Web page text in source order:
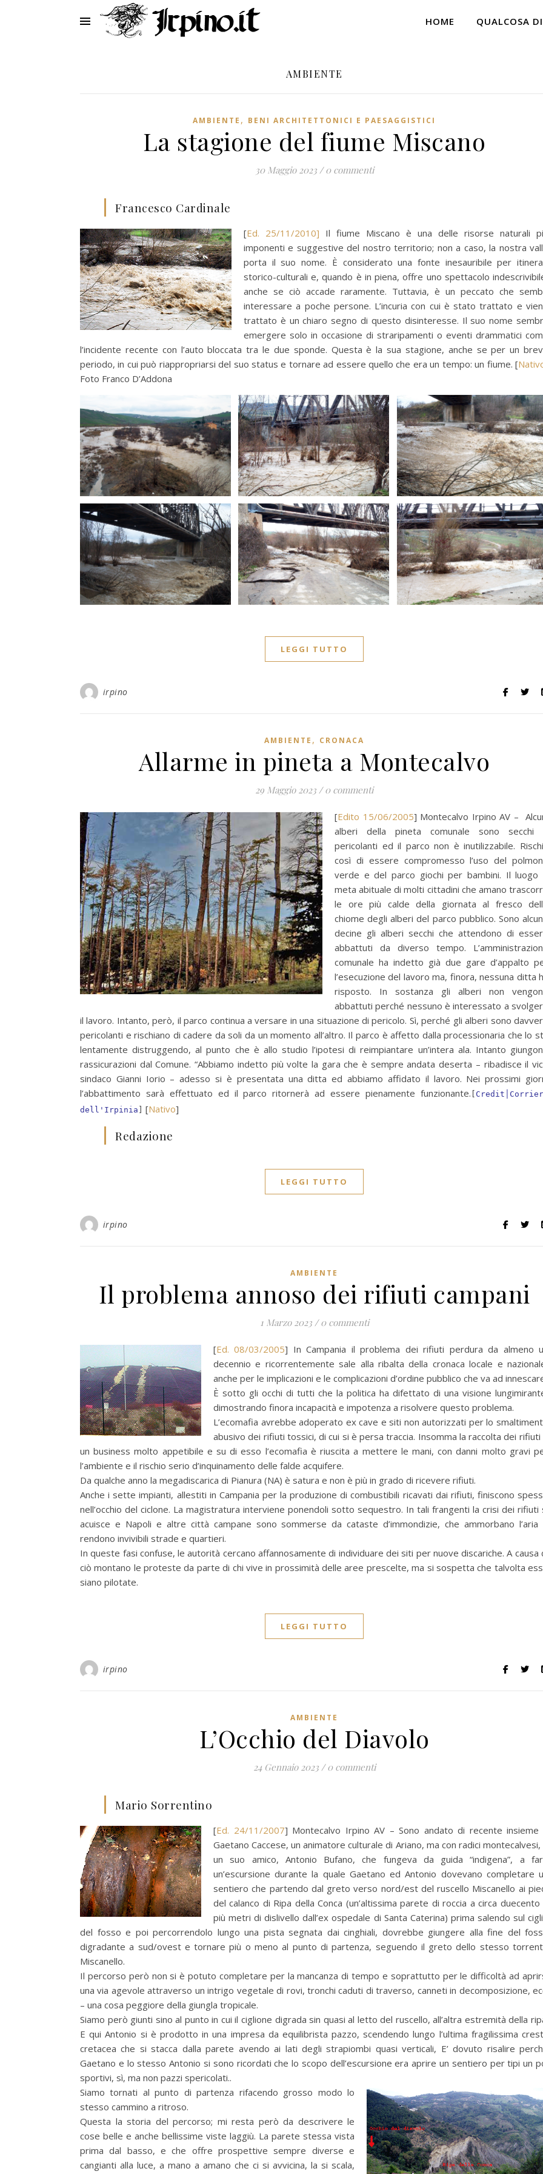
HOME QUALCOSA
AMBIENTE
AMBIENTE , BENI ARCHITETTONICI E PAESAGGISTICI
La stagione del fiume Miscano
30 Maggio 2023 / 0 commenti
Francesco Cardinale
[Ed. 25/11/2010] Il fiume Miscano è una delle risorse naturali
imponenti e suggestive del nostro territorio; non a caso, la nostra
porta il suo nome. È considerato una fonte inesauribile per
storico-culturali e, quando è in piena, offre uno spettacolo
anche se ciò accade raramente. Tuttavia, è un peccato che
interessare a poche persone. L’incuria con cui è stato trattato e
trattato è un chiaro segno di questo disinteresse. Il suo nome
emergere solo in occasione di straripamenti o eventi drammatici
l’incidente recente con l’auto bloccata tra le due sponde. Questa è la sua stagione, anche se per un
periodo, in cui può riappropriarsi del suo status e tornare ad essere quello che era un tempo: un fiume. [
Foto Franco D’Addona
LEGGI TUTTO
irpino
AMBIENTE , CRONACA
Allarme in pineta a Montecalvo
29 Maggio 2023 / 0 commenti
[Edito 15/06/2005] Montecalvo Irpino AV –
alberi della pineta comunale sono secchi
pericolanti ed il parco non è inutilizzabile.
così di essere compromesso l’uso del
verde e del parco giochi per bambini. Il luogo
meta abituale di molti cittadini che amano
le ore più calde della giornata al fresco
chiome degli alberi del parco pubblico. Sono
decine gli alberi secchi che attendono di
abbattuti da diverso tempo.
comunale ha indetto già due gare d’appalto
l’esecuzione del lavoro ma, finora, nessuna ditta
risposto. In sostanza gli alberi non
abbattuti perché nessuno è interessato a
il lavoro. Intanto, però, il parco continua a versare in una situazione di pericolo. Sì, perché gli alberi sono
pericolanti e rischiano di cadere da soli da un momento all’altro. Il parco è affetto dalla processionaria che lo
lentamente distruggendo, al punto che è allo studio l’ipotesi di reimpiantare un’intera ala. Intanto
rassicurazioni dal Comune. “Abbiamo indetto più volte la gara che è sempre andata deserta – ribadisce il
sindaco Gianni Iorio – adesso si è presentata una ditta ed abbiamo affidato il lavoro. Nei prossimi
l’abbattimento sarà effettuato ed il parco ritornerà ad essere pienamente funzionante.
dell'Irpinia
[Nativo]
Redazione
LEGGI TUTTO
irpino
AMBIENTE
Il problema annoso dei rifiuti campani
1 Marzo 2023 / 0 commenti
[Ed. 08/03/2005] In Campania il problema dei rifiuti perdura da almeno
decennio e ricorrentemente sale alla ribalta della cronaca locale e
anche per le implicazioni e le complicazioni d’ordine pubblico che va ad
È sotto gli occhi di tutti che la politica ha difettato di una visione
dimostrando finora incapacità e impotenza a risolvere questo problema.
L’ecomafia avrebbe adoperato ex cave e siti non autorizzati per lo
abusivo dei rifiuti tossici, di cui si è persa traccia. Insomma la raccolta dei rifiuti
un business molto appetibile e su di esso l’ecomafia è riuscita a mettere le mani, con danni molto gravi
l’ambiente e il rischio serio d’inquinamento delle falde acquifere.
Da qualche anno la megadiscarica di Pianura (NA) è satura e non è più in grado di ricevere rifiuti.
Anche i sette impianti, allestiti in Campania per la produzione di combustibili ricavati dai rifiuti, finiscono
nell’occhio del ciclone. La magistratura interviene ponendoli sotto sequestro. In tali frangenti la crisi dei rifiuti
acuisce e Napoli e altre città campane sono sommerse da cataste d’immondizie, che ammorbano l’aria
rendono invivibili strade e quartieri.
In queste fasi confuse, le autorità cercano affannosamente di individuare dei siti per nuove discariche. A causa
ciò montano le proteste da parte di chi vive in prossimità delle aree prescelte, ma si sospetta che talvolta
siano pilotate.
LEGGI TUTTO
irpino
AMBIENTE
L’Occhio del Diavolo
24 Gennaio 2023 / 0 commenti
Mario Sorrentino
[Ed. 24/11/2007] Montecalvo Irpino AV – Sono andato di recente insieme
Gaetano Caccese, un animatore culturale di Ariano, ma con radici montecalvesi,
un suo amico, Antonio Bufano, che fungeva da guida “indigena”, a
un’escursione durante la quale Gaetano ed Antonio dovevano completare
sentiero che partendo dal greto verso nord/est del ruscello Miscanello ai
del calanco di Ripa della Conca (un’altissima parete di roccia a circa duecento
più metri di dislivello dall’ex ospedale di Santa Caterina) prima salendo sul
del fosso e poi percorrendolo lungo una pista segnata dai cinghiali, dovrebbe giungere alla fine del
digradante a sud/ovest e tornare più o meno al punto di partenza, seguendo il greto dello stesso
Miscanello.
Il percorso però non si è potuto completare per la mancanza di tempo e soprattutto per le difficoltà ad
una via agevole attraverso un intrigo vegetale di rovi, tronchi caduti di traverso, canneti in decomposizione,
– una cosa peggiore della giungla tropicale.
Siamo però giunti sino al punto in cui il ciglione digrada sin quasi al letto del ruscello, all’altra estremità della
E qui Antonio si è prodotto in una impresa da equilibrista pazzo, scendendo lungo l’ultima fragilissima
cretacea che si stacca dalla parete avendo ai lati degli strapiombi quasi verticali, E’ dovuto risalire
Gaetano e lo stesso Antonio si sono ricordati che lo scopo dell’escursione era aprire un sentiero per tipi un
sportivi, sì, ma non pazzi spericolati..
Siamo tornati al punto di partenza rifacendo grosso modo lo
stesso cammino a ritroso.
Questa la storia del percorso; mi resta però da descrivere le
cose belle e anche bellissime viste laggiù. La parete stessa vista
prima dal basso, e che offre prospettive sempre diverse e
cangianti alla luce, a mano a amano che ci si avvicina, la si scala,